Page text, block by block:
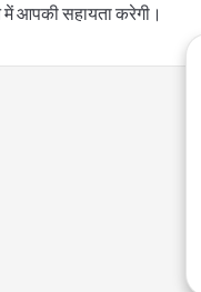
आपकी सहायता करेगी।